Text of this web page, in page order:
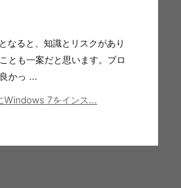
なると、知識とリスクがあり
とも一案だと思います。ブロ
かっ ...
Windows 7をインス...